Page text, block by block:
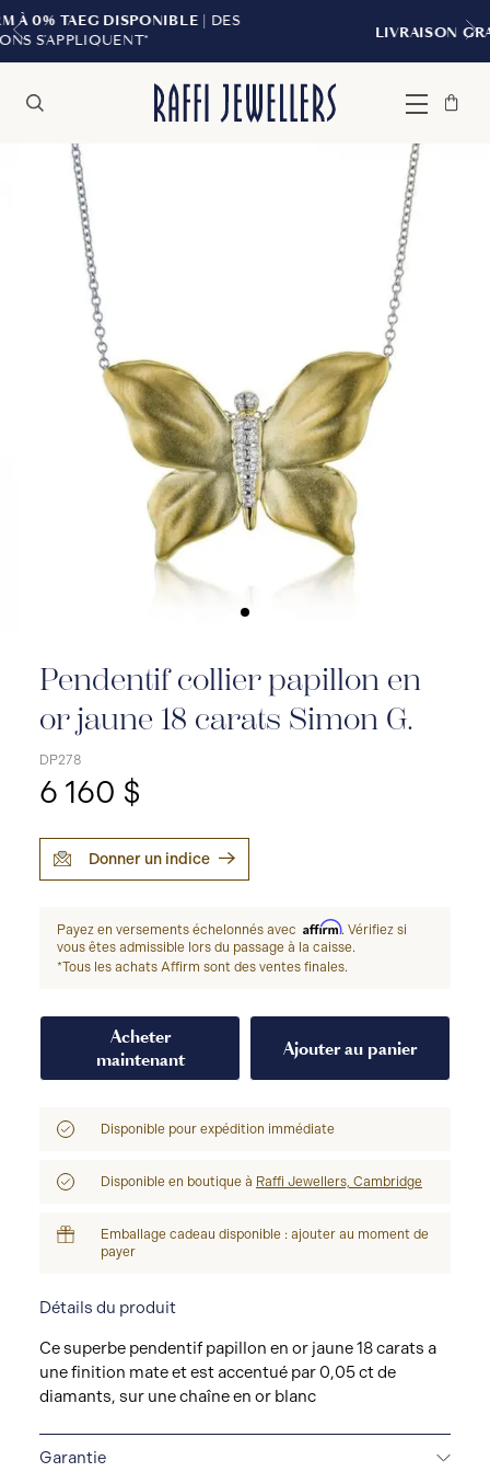
| DES
LIVRAISON GRATUITE À PARTIR DE
Menu
Sac
Fermer
Pendentif collier papillon en
or jaune 18 carats Simon G.
DP278
6 160 $
Donner un indice
Payez en versements échelonnés avec Affirm. Vérifiez si
vous êtes admissible lors du passage à la caisse.
*Tous les achats Affirm sont des ventes finales.
Acheter
maintenant
Ajouter au panier
Disponible pour expédition immédiate
Disponible en boutique à Raffi Jewellers, Cambridge
Emballage cadeau disponible : ajouter au moment de
payer
Détails du produit
Ce superbe pendentif papillon en or jaune 18 carats a
une finition mate et est accentué par 0,05 ct de
diamants, sur une chaîne en or blanc
Garantie